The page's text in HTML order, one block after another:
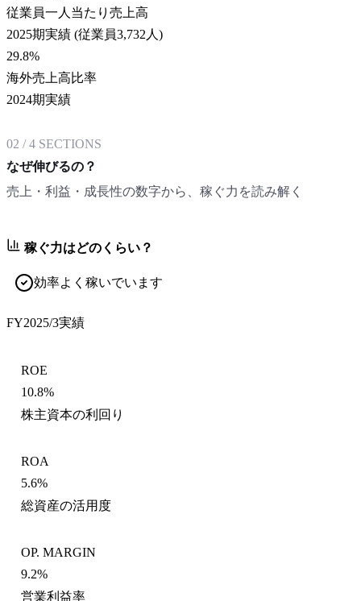
従業員一人当たり売上高
2025期実績 (従業員3,732人)
29.8%
海外売上高比率
2024期実績
02 /4 SECTIONS
なぜ伸びるの？
売上・利益・成長性の数字から、稼ぐ力を読み解く
稼ぐ力はどのくらい？
効率よく稼いでいます
FY2025/3実績
ROE
10.8%
株主資本の利回り
ROA
5.6%
総資産の活用度
OP. MARGIN
9.2%
営業利益率